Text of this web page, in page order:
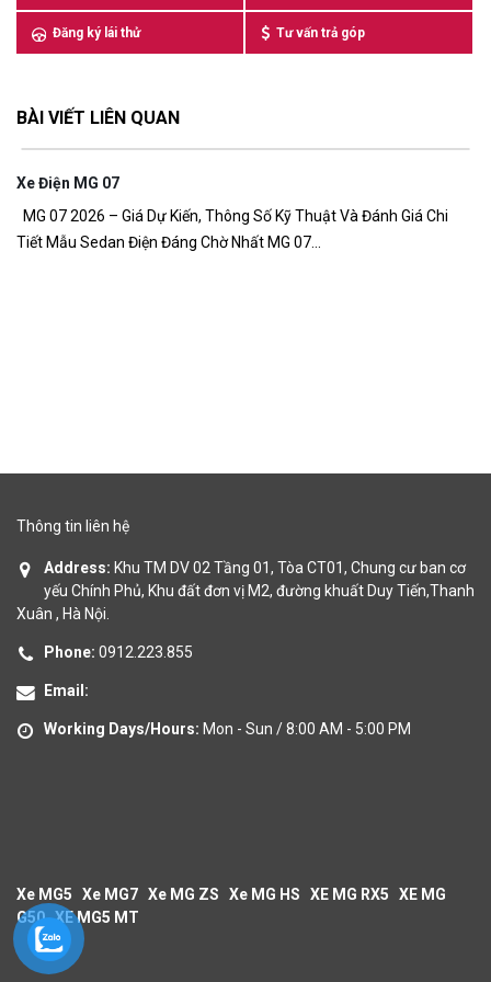
Đăng ký lái thử Tư vấn trả góp
BÀI VIẾT LIÊN QUAN
Xe Điện MG 07
MG 07 2026 – Giá Dự Kiến, Thông Số Kỹ Thuật Và Đánh Giá Chi
Tiết Mẫu Sedan Điện Đáng Chờ Nhất MG 07...
Thông tin liên hệ
Address: Khu TM DV 02 Tầng 01, Tòa CT01, Chung cư ban cơ
yếu Chính Phủ, Khu đất đơn vị M2, đường khuất Duy Tiến,Thanh
Xuân , Hà Nội.
Phone: 0912.223.855
Email:
Working Days/Hours: Mon - Sun / 8:00 AM - 5:00 PM
Xe MG5 Xe MG7 Xe MG ZS Xe MG HS XE MG RX5
XE MG
G50 XE MG5 MT